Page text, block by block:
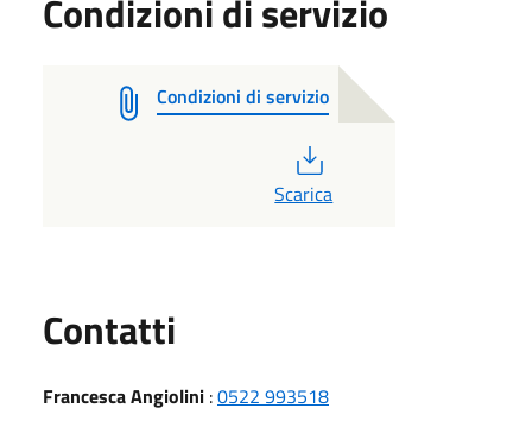
Condizioni di servizio
Condizioni di servizio
Scarica
Contatti
Francesca Angiolini :0522 993518